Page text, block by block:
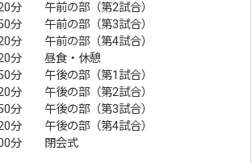
分 午前の部（第2試合）
分 午前の部（第3試合）
分 午前の部（第4試合）
20分 昼食・休憩
分 午後の部（第1試合）
分 午後の部（第2試合）
分 午後の部（第3試合）
分 午後の部（第4試合）
00分 閉会式